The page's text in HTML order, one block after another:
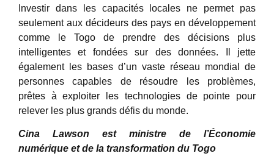
Investir dans les capacités locales ne permet pas
seulement aux décideurs des pays en développement
comme le Togo de prendre des décisions plus
intelligentes et fondées sur des données. Il jette
également les bases d’un vaste réseau mondial de
personnes capables de résoudre les problèmes,
prêtes à exploiter les technologies de pointe pour
relever les plus grands défis du monde.
Cina Lawson est ministre de l’Économie
numérique et de la transformation du Togo